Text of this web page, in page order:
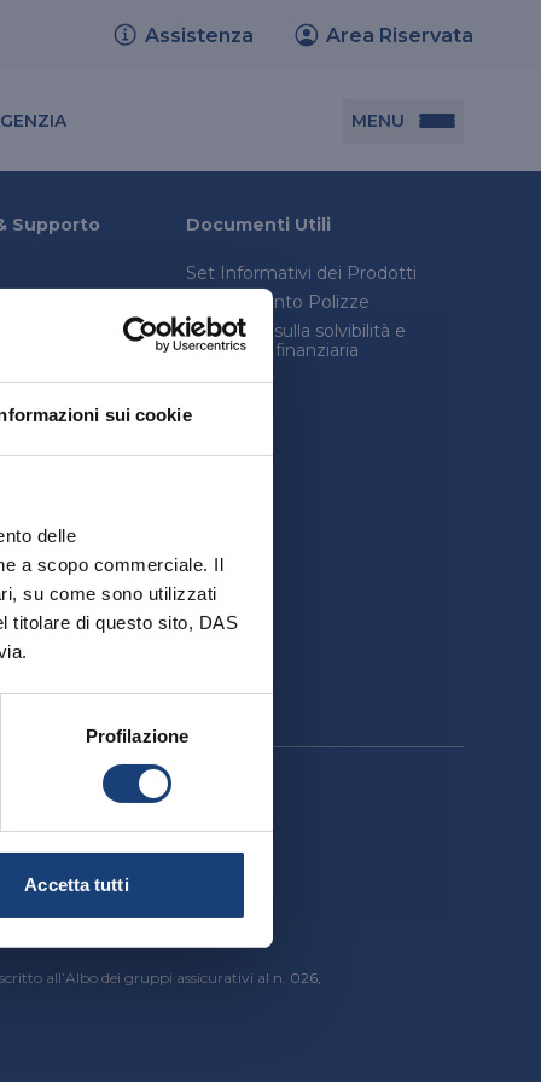
sui cookie
delle
a scopo commerciale. Il
su come sono utilizzati
titolare di questo sito, DAS
Profilazione
Accetta tutti
Assistenza Area Riservata
MENU
Documenti utili
Set informativi dei prodotti
Trasferimento polizze
Supporto Documenti Utili
Set Informativi dei Prodotti
Trasferimento Polizze
Relazione sulla solvibilità e
condizioni finanziaria
all’Albo dei gruppi assicurativi al n. 026,